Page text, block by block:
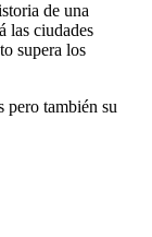
de una
las ciudades
supera los
pero también su